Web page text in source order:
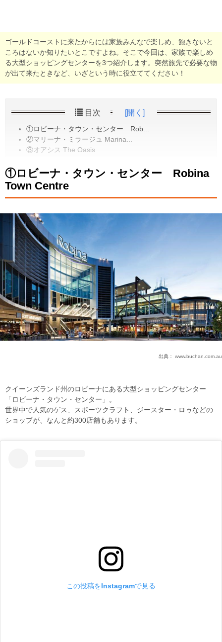
ゴールドコーストに来たからには家族みんなで楽しめ、飽きないと
ころはないか知りたいとこですよね。そこで今回は、家族で楽しめ
る大型ショッピングセンターを3つ紹介します。突然旅先で必要な物
が出て来たときなど、いざという時に役立ててください！
目次 [開く]
①ロビーナ・タウン・センター Rob...
②マリーナ・ミラージュ Marina...
③オアシス The Oasis
①ロビーナ・タウン・センター Robina
Town Centre
出典： www.buchan.com.au
クイーンズランド州のロビーナにある大型ショッピングセンター
「ロビーナ・タウン・センター」。
世界中で人気のゲス、スポーツクラフト、ジースター・ロゥなどの
ショップが、なんと約300店舗もあります。
この投稿をInstagramで見る